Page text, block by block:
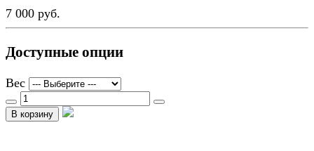
7 000 руб.
Доступные опции
Вес
В корзину